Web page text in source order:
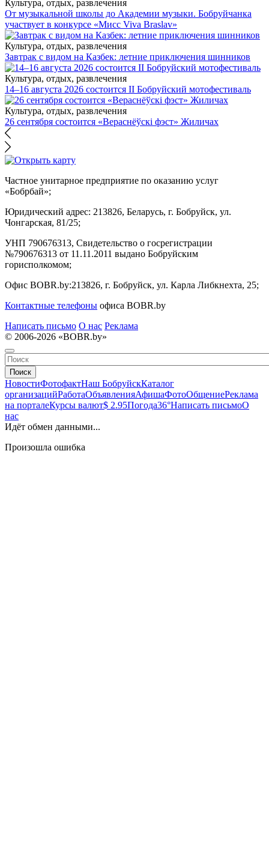
Культура, отдых, развлечения
От музыкальной школы до Академии музыки. Бобруйчанка
участвует в конкурсе «Мисс Viva Braslav»
Культура, отдых, развлечения
Завтрак с видом на Казбек: летние приключения шинников
Культура, отдых, развлечения
14–16 августа 2026 состоится II Бобруйский мотофестиваль
Культура, отдых, развлечения
26 сентября состоится «Вераснёўскі фэст» Жиличах
Частное унитарное предприятие по оказанию услуг
«Бобрбай»;
Юридический адрес: 213826, Беларусь, г. Бобруйск, ул.
Чонгарская, 81/25;
УНП 790676313, Свидетельство о госрегистрации
№790676313 от 11.11.2011 выдано Бобруйским
горисполкомом;
Офис BOBR.by:213826, г. Бобруйск, ул. Карла Либкнехта, 25;
Контактные телефоны офиса BOBR.by
Написать письмо О нас Реклама
© 2006-2026 «BOBR.by»
Поиск
НовостиФотофактНаш БобруйскКаталог
организацийРаботаОбъявленияАфишаФотоОбщениеРеклама
на порталеКурсы валют$ 2.95Погода36°Написать письмоО
нас
Идёт обмен данными...
Произошла ошибка